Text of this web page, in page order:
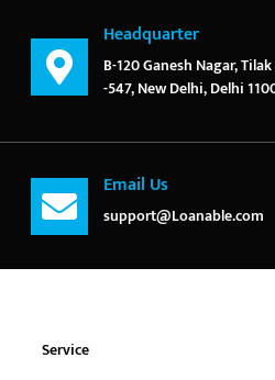
Headquarter
B-120 Ganesh Nagar,
-547, New Delhi, Delhi
Email Us
support@Loanable.com
Service